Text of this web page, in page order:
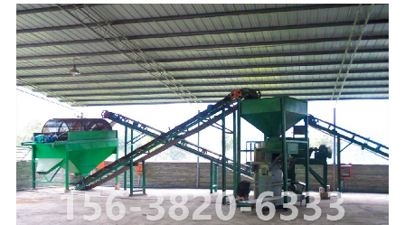
设备及鸡粪等高湿物料烘干发酵设备.备注设备名称规格型号装机容
量（KW）数量1粉碎机C型3012自动配料机1500152台3造粒机y3
型15x22台4烘干机...